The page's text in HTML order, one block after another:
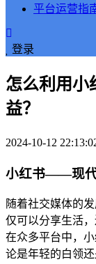
平台运营指
登录
怎么利用小
益？
2024-10-12
小红书——现代
随着社交媒体的
仅可以分享生活
在众多平台中，
论是年轻的白领